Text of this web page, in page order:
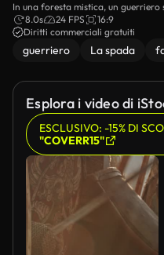
In una foresta mistica, un
circondato da assi di luce e alberi
8.0s 24 FPS
16:9
Diritti commerciali gratuiti
guerriero La spada
Esplora i video di
ESCLUSIVO: -15% DI
"COVERR15"